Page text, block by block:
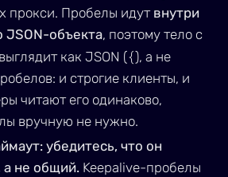
прокси. Пробелы идут внутри
JSON-объекта, поэтому тело с
как JSON ({), а не
и строгие клиенты, и
читают его одинаково,
вручную не нужно.
убедитесь, что он
не общий. Keepalive-пробелы